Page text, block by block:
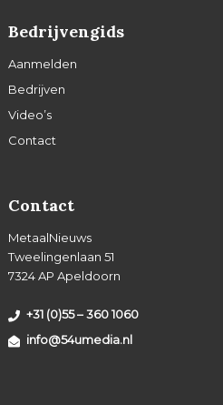
Bedrijvengids
Aanmelden
Bedrijven
Video’s
Contact
Contact
MetaalNieuws
Tweelingenlaan 51
7324 AP Apeldoorn
+31 (0)55 – 360 1060
info@54umedia.nl